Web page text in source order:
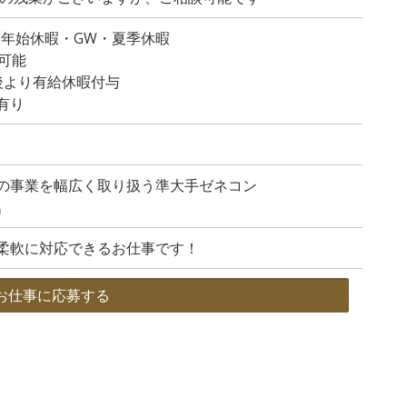
始休暇・GW・夏季休暇
能
り有給休暇付与
り
事業を幅広く取り扱う準大手ゼネコン
軟に対応できるお仕事です！
仕事に応募する